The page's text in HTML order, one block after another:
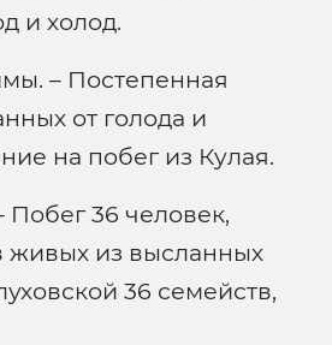
и холод.
– Постепенная
от голода и
на побег из Кулая.
Побег 36 человек,
живых из высланных
36 семейств,